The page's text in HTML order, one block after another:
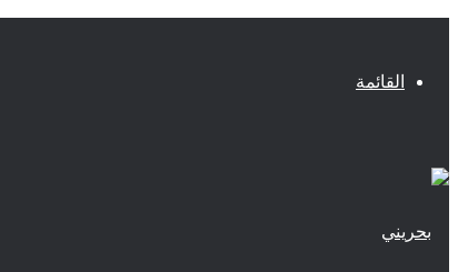
القائمة